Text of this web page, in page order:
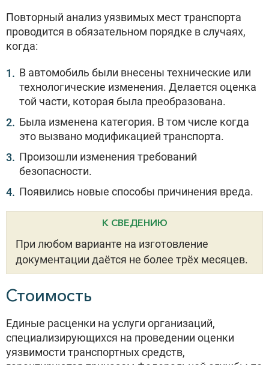
Повторный анализ уязвимых мест транспорта
проводится в обязательном порядке в случаях,
когда:
В автомобиль были внесены технические или
технологические изменения. Делается оценка
той части, которая была преобразована.
Была изменена категория. В том числе когда
это вызвано модификацией транспорта.
Произошли изменения требований
безопасности.
Появились новые способы причинения вреда.
К СВЕДЕНИЮ
При любом варианте на изготовление
документации даётся не более трёх месяцев.
Стоимость
Единые расценки на услуги организаций,
специализирующихся на проведении оценки
уязвимости транспортных средств,